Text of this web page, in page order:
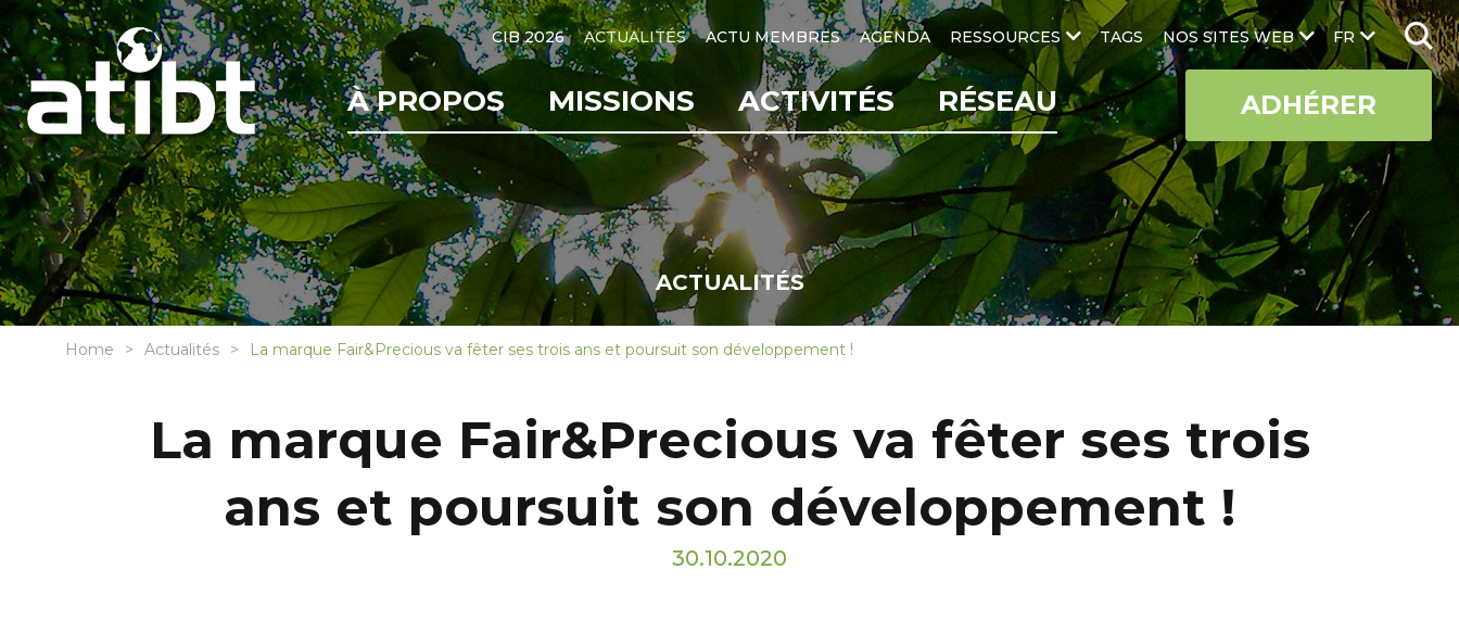
FR
CIB 2026 ACTUALITÉS ACTU MEMBRES AGENDA RESSOURCES TAGS NOS SITES WEB
À PROPOS MISSIONS ACTIVITÉS RÉSEAU ADHÉRER
ACTUALITÉS
Home Actualités La marque Fair&Precious va fêter ses trois ans et poursuit son développement !
La marque Fair&Precious va fêter ses trois
ans et poursuit son développement !
30.10.2020